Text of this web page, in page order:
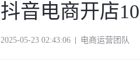
抖音电商开店
2025-05-23 02:43:06 电商运营团队